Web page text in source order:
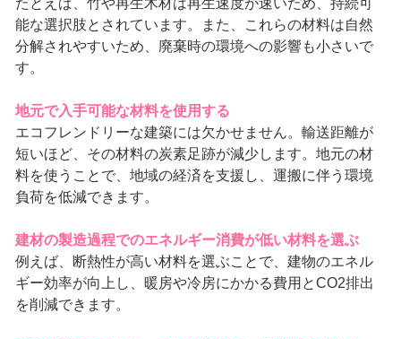
たとえば、竹や再生木材は再生速度が速いため、持続可
能な選択肢とされています。また、これらの材料は自然
分解されやすいため、廃棄時の環境への影響も小さいで
す。
地元で入手可能な材料を使用する
エコフレンドリーな建築には欠かせません。輸送距離が
短いほど、その材料の炭素足跡が減少します。地元の材
料を使うことで、地域の経済を支援し、運搬に伴う環境
負荷を低減できます。
建材の製造過程でのエネルギー消費が低い材料を選ぶ
例えば、断熱性が高い材料を選ぶことで、建物のエネル
ギー効率が向上し、暖房や冷房にかかる費用とCO2排出
を削減できます。